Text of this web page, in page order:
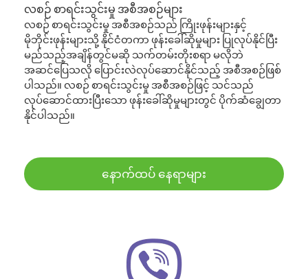
လစဉ် စာရင်းသွင်းမှု အစီအစဉ်များ
လစဉ် စာရင်းသွင်းမှု အစီအစဉ်သည် ကြိုးဖုန်းများနှင့်
မိုဘိုင်းဖုန်းများသို့ နိုင်ငံတကာ ဖုန်းခေါ်ဆိုမှုများ ပြုလုပ်နိုင်ပြီး
မည်သည့်အချိန်တွင်မဆို သက်တမ်းတိုးစရာ မလိုဘဲ
အဆင်ပြေသလို ပြောင်းလဲလုပ်ဆောင်နိုင်သည့် အစီအစဉ်ဖြစ်
ပါသည်။ လစဉ် စာရင်းသွင်းမှု အစီအစဉ်ဖြင့် သင်သည်
လုပ်ဆောင်ထားပြီးသော ဖုန်းခေါ်ဆိုမှုများတွင် ပိုက်ဆံချွေတာ
နိုင်ပါသည်။
နောက်ထပ် နေရာများ